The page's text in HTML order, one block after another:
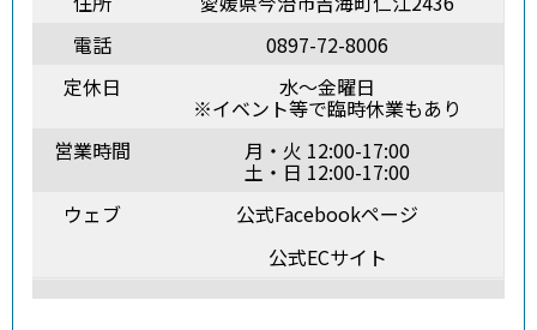
電話
0897-72-8006
定休日
水～金曜日
※イベント等で臨時休業もあり
営業時間
月・火 12:00-17:00
土・日 12:00-17:00
ウェブ
公式Facebookページ
公式ECサイト